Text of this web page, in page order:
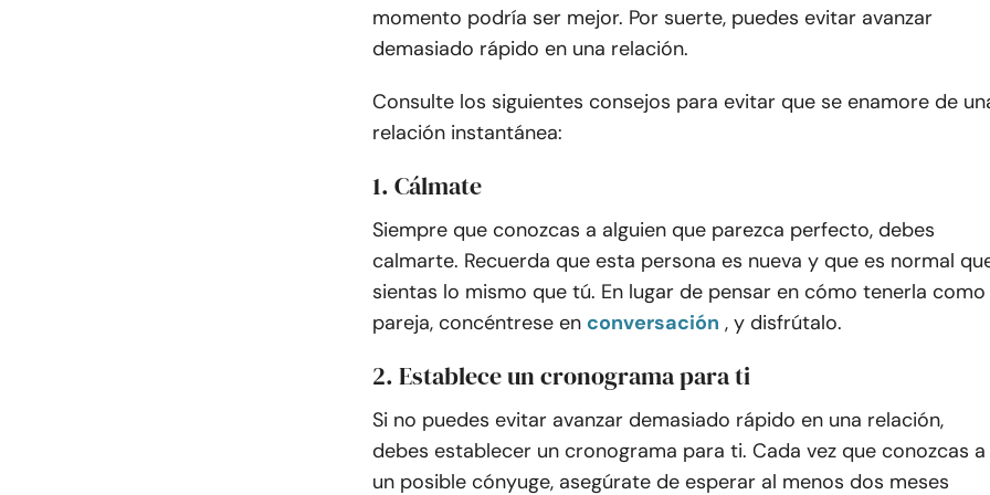
momento podría ser mejor. Por suerte, puedes evitar avanzar
demasiado rápido en una relación.
Consulte los siguientes consejos para evitar que se enamore de
relación instantánea:
1. Cálmate
Siempre que conozcas a alguien que parezca perfecto, debes
calmarte. Recuerda que esta persona es nueva y que es normal
sientas lo mismo que tú. En lugar de pensar en cómo tenerla como
pareja, concéntrese en conversación , y disfrútalo.
2. Establece un cronograma para ti
Si no puedes evitar avanzar demasiado rápido en una relación,
debes establecer un cronograma para ti. Cada vez que conozcas a
un posible cónyuge, asegúrate de esperar al menos dos meses